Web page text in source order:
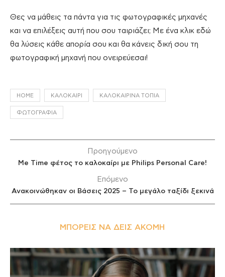
Θες να μάθεις τα πάντα για τις φωτογραφικές μηχανές
και να επιλέξεις αυτή που σου ταιριάζει; Με ένα κλικ εδώ
θα λύσεις κάθε απορία σου και θα κάνεις δική σου τη
φωτογραφική μηχανή που ονειρεύεσαι!
HOME ΚΑΛΟΚΑΊΡΙ ΚΑΛΟΚΑΙΡΙΝΆ ΤΟΠΊΑ
ΦΩΤΟΓΡΑΦΊΑ
Προηγούμενο
Me Time φέτος το καλοκαίρι με Philips Personal Care!
Επόμενο
Ανακοινώθηκαν οι Βάσεις 2025 – Το μεγάλο ταξίδι ξεκινά
ΜΠΟΡΕΊΣ ΝΑ ΔΕΙΣ ΑΚΌΜΗ